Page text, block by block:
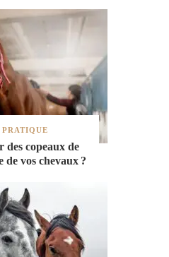
PRATIQUE
des copeaux de
vos chevaux ?